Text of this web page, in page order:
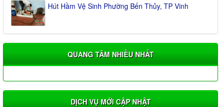
Hút Hầm Vệ Sinh Phường Bến Thủy, TP Vinh
QUANG TÂM NHIỀU NHẤT
DỊCH VỤ MỚI CẬP NHẬT